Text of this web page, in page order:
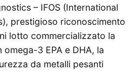
– IFOS (International
prestigioso riconoscimento
lotto commercializzato la
3 EPA e DHA, la
da metalli pesanti